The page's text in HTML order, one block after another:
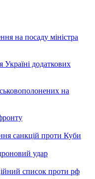
на посаду міністра
додаткових
на
санкцій проти Куби
удар
список проти рф